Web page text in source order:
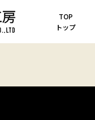
TOP
トップ